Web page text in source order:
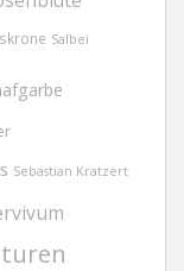
Salbei
Sebastian Kratzert